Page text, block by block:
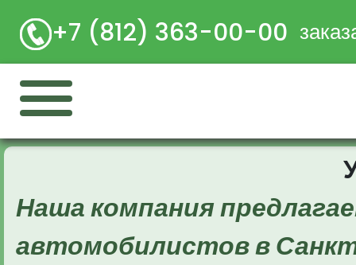
+7 (812) 363-00-00
Наша компания
автомобилистов в